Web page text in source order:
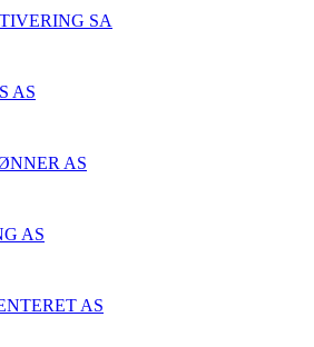
SA
AS
AS
AS
AS